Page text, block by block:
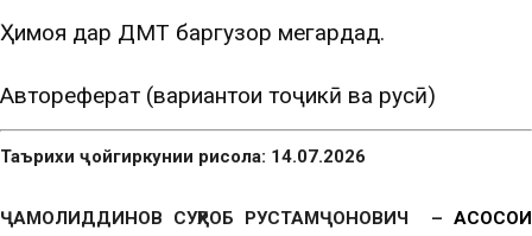
Ҳимоя дар ДМТ баргузор мегардад.
Автореферат (вариантҳои тоҷикӣ ва русӣ)
Таърихи ҷойгиркунии рисола: 14.07.2026
ҶАМОЛИДДИНОВ СУҲРОБ РУСТАМҶОНОВИЧ – АСОСҲОИ